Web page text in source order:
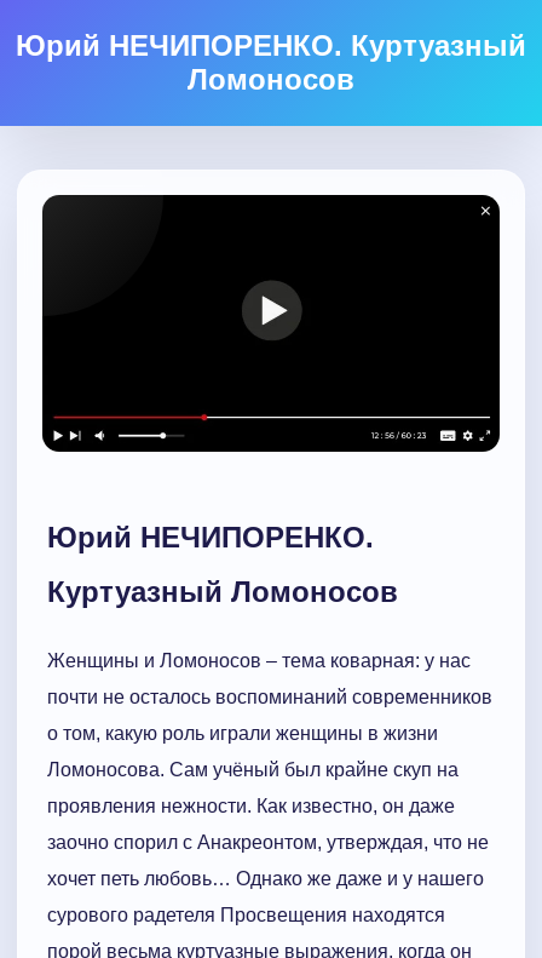
Юрий НЕЧИПОРЕНКО. Куртуазный
Ломоносов
Юрий НЕЧИПОРЕНКО.
Куртуазный Ломоносов
Женщины и Ломоносов – тема коварная: у нас
почти не осталось воспоминаний современников
о том, какую роль играли женщины в жизни
Ломоносова. Сам учёный был крайне скуп на
проявления нежности. Как известно, он даже
заочно спорил с Анакреонтом, утверждая, что не
хочет петь любовь… Однако же даже и у нашего
сурового радетеля Просвещения находятся
порой весьма куртуазные выражения, когда он